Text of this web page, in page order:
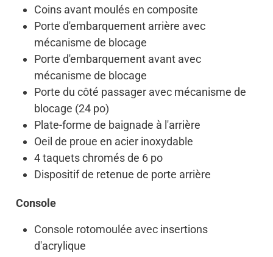
Coins avant moulés en composite
Porte d'embarquement arrière avec
mécanisme de blocage
Porte d'embarquement avant avec
mécanisme de blocage
Porte du côté passager avec mécanisme de
blocage (24 po)
Plate-forme de baignade à l'arrière
Oeil de proue en acier inoxydable
4 taquets chromés de 6 po
Dispositif de retenue de porte arrière
Console
Console rotomoulée avec insertions
d'acrylique